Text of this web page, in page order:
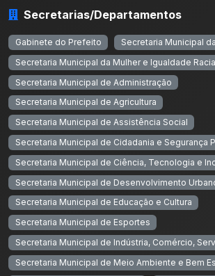
Secretarias/Departamentos
Gabinete do Prefeito
Secretaria Municipal
Secretaria Municipal da Mulher e Igualdade
Secretaria Municipal de Administração
Secretaria Municipal de Agricultura
Secretaria Municipal de Assistência Social
Secretaria Municipal de Cidadania e Segurança
Secretaria Municipal de Ciência, Tecnologia e
Secretaria Municipal de Desenvolvimento
Secretaria Municipal de Educação e Cultura
Secretaria Municipal de Esportes
Secretaria Municipal de Indústria, Comércio,
Secretaria Municipal de Meio Ambiente e Bem